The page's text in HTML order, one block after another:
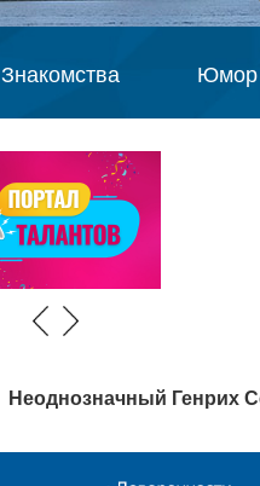
Знакомства Юмор
Неоднозначный Генрих